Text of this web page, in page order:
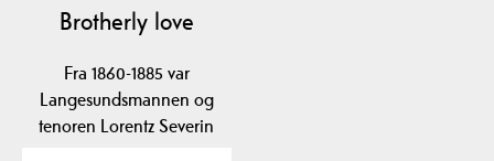
Brotherly love
Fra 1860-1885 var
Langesundsmannen og
tenoren Lorentz Severin